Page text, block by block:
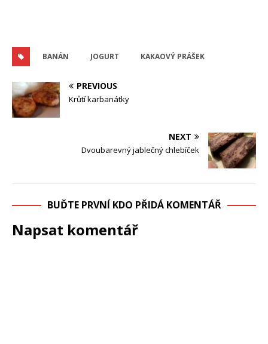
BANÁN JOGURT KAKAOVÝ PRÁŠEK
PREVIOUS
Krůtí karbanátky
NEXT
Dvoubarevný jablečný chlebíček
BUĎTE PRVNÍ KDO PŘIDÁ KOMENTÁŘ
Napsat komentář